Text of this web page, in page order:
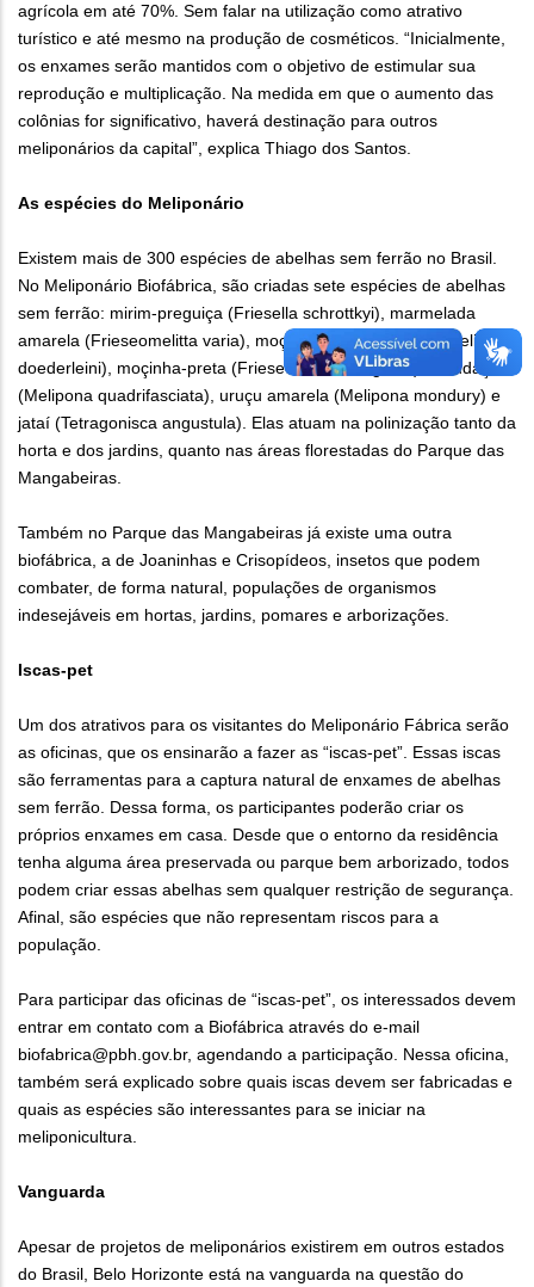
agrícola em até 70%. Sem falar na utilização como atrativo
turístico e até mesmo na produção de cosméticos. “Inicialmente,
os enxames serão mantidos com o objetivo de estimular sua
reprodução e multiplicação. Na medida em que o aumento das
colônias for significativo, haverá destinação para outros
meliponários da capital”, explica Thiago dos Santos.
As espécies do Meliponário
Existem mais de 300 espécies de abelhas sem ferrão no Brasil.
No Meliponário Biofábrica, são criadas sete espécies de abelhas
sem ferrão: mirim-preguiça (Friesella schrottkyi), marmelada
amarela (Frieseomelitta varia), moçinha-branca (Frieseomelitta
doederleini), moçinha-preta (Frieseomelitta languida), mandaçaia
(Melipona quadrifasciata), uruçu amarela (Melipona mondury) e
jataí (Tetragonisca angustula). Elas atuam na polinização tanto da
horta e dos jardins, quanto nas áreas florestadas do Parque das
Mangabeiras.
Também no Parque das Mangabeiras já existe uma outra
biofábrica, a de Joaninhas e Crisopídeos, insetos que podem
combater, de forma natural, populações de organismos
indesejáveis em hortas, jardins, pomares e arborizações.
Iscas-pet
Um dos atrativos para os visitantes do Meliponário Fábrica serão
as oficinas, que os ensinarão a fazer as “iscas-pet”. Essas iscas
são ferramentas para a captura natural de enxames de abelhas
sem ferrão. Dessa forma, os participantes poderão criar os
próprios enxames em casa. Desde que o entorno da residência
tenha alguma área preservada ou parque bem arborizado, todos
podem criar essas abelhas sem qualquer restrição de segurança.
Afinal, são espécies que não representam riscos para a
população.
Para participar das oficinas de “iscas-pet”, os interessados devem
entrar em contato com a Biofábrica através do e-mail
biofabrica@pbh.gov.br, agendando a participação. Nessa oficina,
também será explicado sobre quais iscas devem ser fabricadas e
quais as espécies são interessantes para se iniciar na
meliponicultura.
Vanguarda
Apesar de projetos de meliponários existirem em outros estados
do Brasil, Belo Horizonte está na vanguarda na questão do